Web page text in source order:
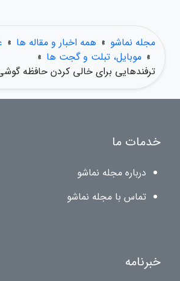
مجله نماشو » همه اخبار و مقاله ها »
» موبایل، تبلت و گجت ها »
ترفندهایی برای خالی کردن حافظه
خدمات ما
درباره مجله نماشو
تماس با مجله نماشو
خبرنامه